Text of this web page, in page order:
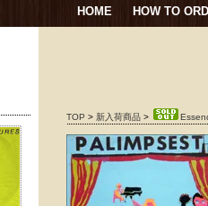
HOME HOW TO
TOP > 新入荷商品 >